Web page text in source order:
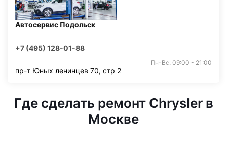
Автосервис Подольск
+7 (495) 128-01-88
Пн-Вс: 09:00 - 21:00
пр-т Юных ленинцев 70, стр 2
Где сделать ремонт Chrysler в
Москве